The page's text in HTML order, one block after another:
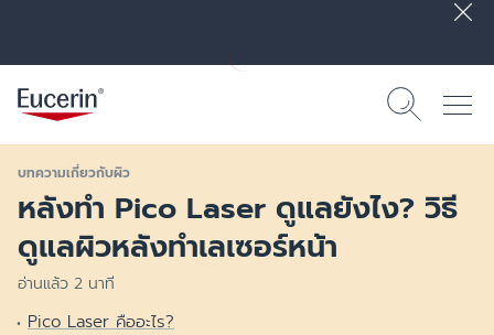
บทความเกี่ยวกับผิว
หลังทำ Pico Laser ดูแลยังไง? วิธี
ดูแลผิวหลังทำเลเซอร์หน้า
อ่านแล้ว 2 นาที
Pico Laser คืออะไร?